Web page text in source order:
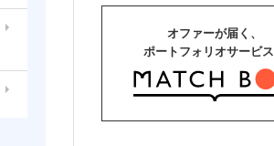
オファーが届く、
ポートフォリオサービス